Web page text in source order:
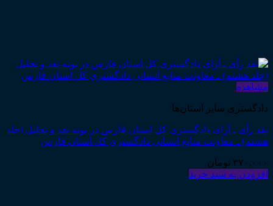
مشاهده
دادگستری سایر استان‌ها
نقد رأی ـ آرای دادگستری کل استان فارس در بوته نقد و تحلیل (جلد
هشتم) ـ معاونت منابع انسانی دادگستری کل استان فارس
۳۷۰,۰۰۰ تومان
افزودن به سبد خرید